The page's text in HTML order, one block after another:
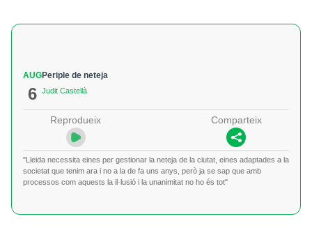
AUG
6
Periple de neteja
Judit Castellà
Reprodueix Comparteix
"Lleida necessita eines per gestionar la neteja de la ciutat, eines adaptades a la
societat que tenim ara i no a la de fa uns anys, però ja se sap que amb
processos com aquests la il·lusió i la unanimitat no ho és tot"